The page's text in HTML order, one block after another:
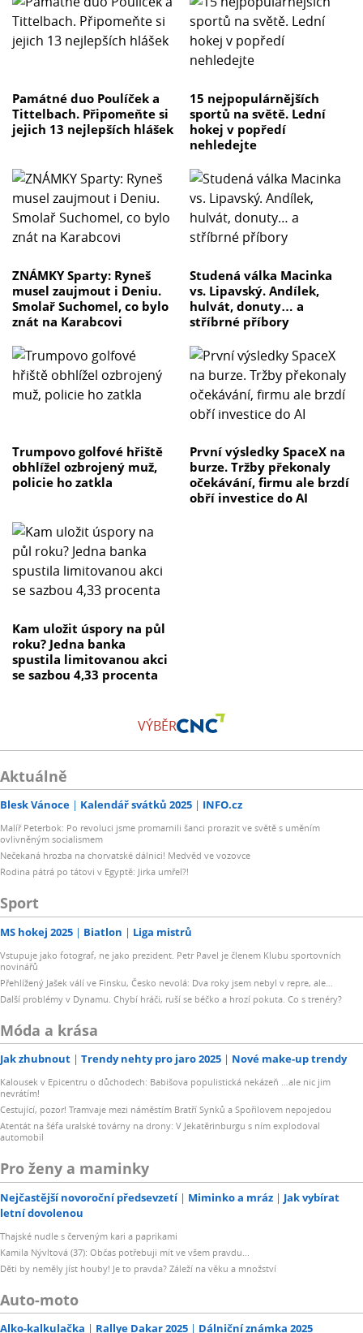
Památné duo Poulíček a
Tittelbach. Připomeňte si
jejich 13 nejlepších hlášek
15 nejpopulárnějších
sportů na světě. Lední
hokej v popředí
nehledejte
ZNÁMKY Sparty: Ryneš
musel zaujmout i Deniu.
Smolař Suchomel, co bylo
znát na Karabcovi
Studená válka Macinka
vs. Lipavský. Andílek,
hulvát, donuty… a
stříbrné příbory
Trumpovo golfové hřiště
obhlížel ozbrojený muž,
policie ho zatkla
První výsledky SpaceX na
burze. Tržby překonaly
očekávání, firmu ale brzdí
obří investice do AI
Kam uložit úspory na půl
roku? Jedna banka
spustila limitovanou akci
se sazbou 4,33 procenta
VÝBĚR
Aktuálně
Blesk Vánoce Kalendář svátků 2025 INFO.cz
Malíř Peterbok: Po revoluci jsme promarnili šanci prorazit ve světě s uměním
ovlivněným socialismem
Nečekaná hrozba na chorvatské dálnici! Medvěd ve vozovce
Rodina pátrá po tátovi v Egyptě: Jirka umřel?!
Sport
MS hokej 2025 Biatlon Liga mistrů
Vstupuje jako fotograf, ne jako prezident. Petr Pavel je členem Klubu sportovních
novinářů
Přehlížený Jašek válí ve Finsku, Česko nevolá: Dva roky jsem nebyl v repre, ale…
Další problémy v Dynamu. Chybí hráči, ruší se béčko a hrozí pokuta. Co s trenéry?
Móda a krása
Jak zhubnout Trendy nehty pro jaro 2025 Nové make-up trendy
Kalousek v Epicentru o důchodech: Babišova populistická nekázeň …ale nic jim
nevrátím!
Cestující, pozor! Tramvaje mezi náměstím Bratří Synků a Spořilovem nepojedou
Atentát na šéfa uralské továrny na drony: V Jekatěrinburgu s ním explodoval
automobil
Pro ženy a maminky
Nejčastější novoroční předsevzetí Miminko a mráz
Jak vybírat
letní dovolenou
Thajské nudle s červeným kari a paprikami
Kamila Nývltová (37): Občas potřebuji mít ve všem pravdu...
Děti by neměly jíst houby! Je to pravda? Záleží na věku a množství
Auto-moto
Alko-kalkulačka Rallye Dakar 2025 Dálniční známka 2025